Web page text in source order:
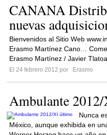
CANANA
nuevas
Bienvenidos al Sitio Web
Erasmo Martínez Cano…
Erasmo Martínez / Javier
El 24 febrero 2012 por
Erasmo
Ambulante
Nunca
México, aunque exhibida en